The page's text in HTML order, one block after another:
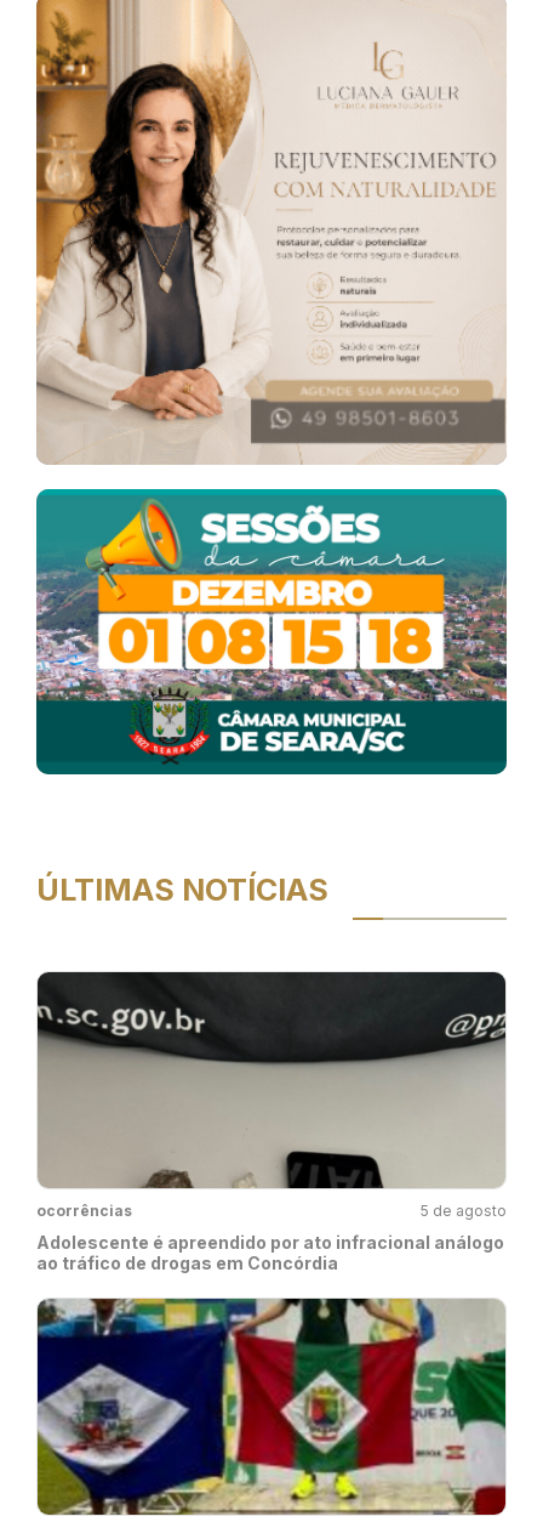
ÚLTIMAS NOTÍCIAS
ocorrências 5 de agosto
Adolescente é apreendido por ato infracional análogo
ao tráfico de drogas em Concórdia